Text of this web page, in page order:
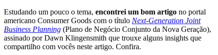
Estudando um pouco o tema, encontrei um bom artigo no portal
americano Consumer Goods com o título Next-Generation Joint
Business Planning (Plano de Negócio Conjunto da Nova Geração),
assinado por Dawn Klingensmith que trouxe alguns insights que
compartilho com vocês neste artigo. Confira.